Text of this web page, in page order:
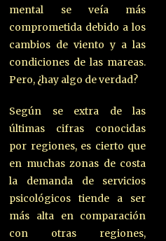
mental se veía más
comprometida debido a los
cambios de viento y a las
condiciones de las mareas.
Pero, ¿hay algo de verdad?
Según se extra de las
últimas cifras conocidas
por regiones, es cierto que
en muchas zonas de costa
la demanda de servicios
psicológicos tiende a ser
más alta en comparación
con otras regiones,